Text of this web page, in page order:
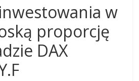
w
proporcję
DAX